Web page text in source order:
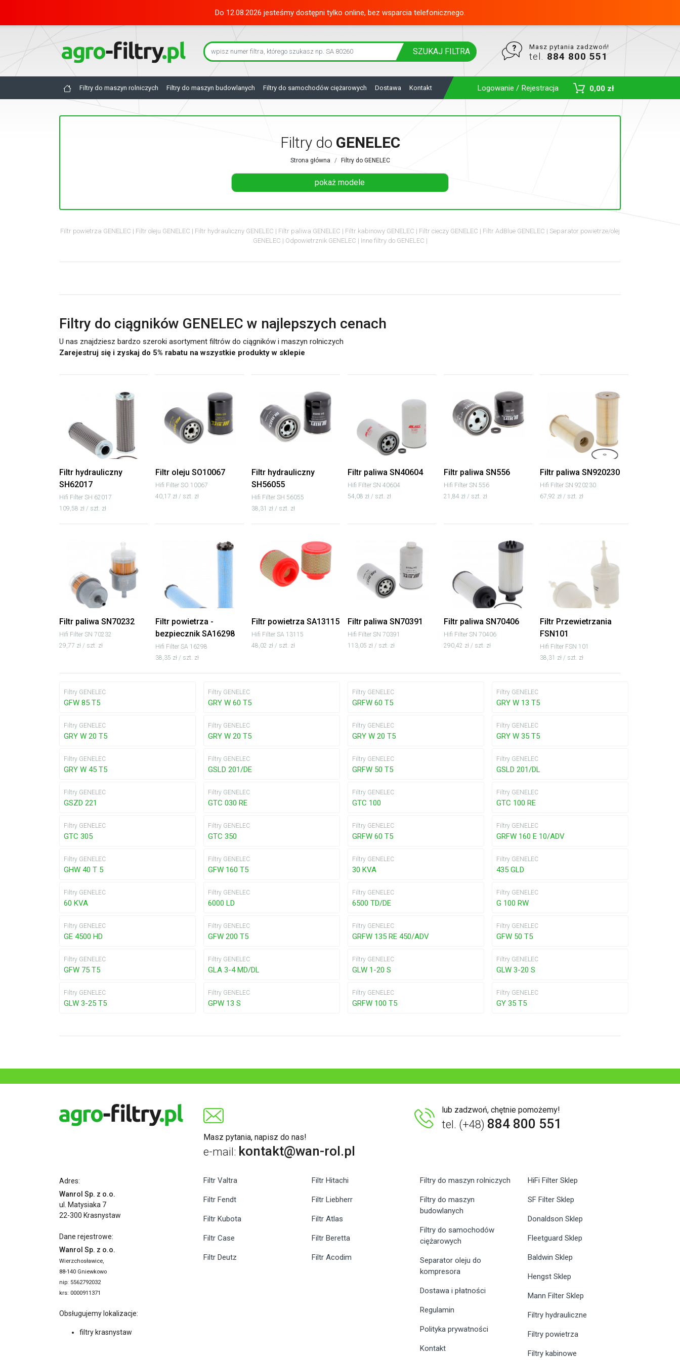
Do 12.08.2026 jesteśmy dostępni tylko online, bez wsparcia telefonicznego.
SZUKAJ FILTRA Masz pytania zadzwoń!
tel. 884 800 551
Filtry do maszyn rolniczych Filtry do maszyn budowlanych Filtry do samochodów ciężarowych Dostawa Kontakt Logowanie / Rejestracja 0,00 zł
Toggle Dropdown
Filtry do GENELEC
Strona główna Filtry do GENELEC
pokaż modele
Filtr powietrza GENELEC Filtr oleju GENELEC Filtr hydrauliczny GENELEC Filtr paliwa GENELEC Filtr kabinowy GENELEC Filtr cieczy GENELEC Filtr AdBlue GENELEC
Separator powietrze/olej
GENELEC
Odpowietrznik GENELEC Inne filtry do GENELEC
Filtry do ciągników GENELEC w najlepszych cenach
U nas znajdziesz bardzo szeroki asortyment filtrów do ciągników i maszyn rolniczych
Zarejestruj się i zyskaj do 5% rabatu na wszystkie produkty w sklepie
Filtr hydrauliczny
SH62017
Hifi Filter SH 62017
109,58 zł / szt. zł
Filtr oleju SO10067
Hifi Filter SO 10067
40,17 zł / szt. zł
Filtr hydrauliczny
SH56055
Hifi Filter SH 56055
38,31 zł / szt. zł
Filtr paliwa SN40604
Hifi Filter SN 40604
54,08 zł / szt. zł
Filtr paliwa SN556
Hifi Filter SN 556
21,84 zł / szt. zł
Filtr paliwa SN920230
Hifi Filter SN 920230
67,92 zł / szt. zł
Filtr paliwa SN70232
Hifi Filter SN 70232
29,77 zł / szt. zł
Filtr powietrza -
bezpiecznik SA16298
Hifi Filter SA 16298
38,35 zł / szt. zł
Filtr powietrza SA13115
Hifi Filter SA 13115
48,02 zł / szt. zł
Filtr paliwa SN70391
Hifi Filter SN 70391
113,05 zł / szt. zł
Filtr paliwa SN70406
Hifi Filter SN 70406
290,42 zł / szt. zł
Filtr Przewietrzania
FSN101
Hifi Filter FSN 101
38,31 zł / szt. zł
Filtry GENELEC
GFW 85 T5
Filtry GENELEC
GRY W 60 T5
Filtry GENELEC
GRFW 60 T5
Filtry GENELEC
GRY W 13 T5
Filtry GENELEC
GRY W 20 T5
Filtry GENELEC
GRY W 20 T5
Filtry GENELEC
GRY W 20 T5
Filtry GENELEC
GRY W 35 T5
Filtry GENELEC
GRY W 45 T5
Filtry GENELEC
GSLD 201/DE
Filtry GENELEC
GRFW 50 T5
Filtry GENELEC
GSLD 201/DL
Filtry GENELEC
GSZD 221
Filtry GENELEC
GTC 030 RE
Filtry GENELEC
GTC 100
Filtry GENELEC
GTC 100 RE
Filtry GENELEC
GTC 305
Filtry GENELEC
GTC 350
Filtry GENELEC
GRFW 60 T5
Filtry GENELEC
GRFW 160 E 10/ADV
Filtry GENELEC
GHW 40 T 5
Filtry GENELEC
GFW 160 T5
Filtry GENELEC
30 KVA
Filtry GENELEC
435 GLD
Filtry GENELEC
60 KVA
Filtry GENELEC
6000 LD
Filtry GENELEC
6500 TD/DE
Filtry GENELEC
G 100 RW
Filtry GENELEC
GE 4500 HD
Filtry GENELEC
GFW 200 T5
Filtry GENELEC
GRFW 135 RE 450/ADV
Filtry GENELEC
GFW 50 T5
Filtry GENELEC
GFW 75 T5
Filtry GENELEC
GLA 3-4 MD/DL
Filtry GENELEC
GLW 1-20 S
Filtry GENELEC
GLW 3-20 S
Filtry GENELEC
GLW 3-25 T5
Filtry GENELEC
GPW 13 S
Filtry GENELEC
GRFW 100 T5
Filtry GENELEC
GY 35 T5
Masz pytania, napisz do nas!
e-mail: kontakt@wan-rol.pl
lub zadzwoń, chętnie pomożemy!
tel. (+48) 884 800 551
Adres:
Wanrol Sp. z o.o.
ul. Matysiaka 7
22-300 Krasnystaw
Dane rejestrowe:
Wanrol Sp. z o.o.
Wierzchosławice,
88-140 Gniewkowo
nip: 5562792032
krs: 0000911371
Obsługujemy lokalizacje:
filtry krasnystaw
Filtr Valtra
Filtr Fendt
Filtr Kubota
Filtr Case
Filtr Deutz
Filtr Hitachi
Filtr Liebherr
Filtr Atlas
Filtr Beretta
Filtr Acodim
Filtry do maszyn rolniczych
Filtry do maszyn
budowlanych
Filtry do samochodów
ciężarowych
Separator oleju do
kompresora
Dostawa i płatności
Regulamin
Polityka prywatności
Kontakt
HiFi Filter Sklep
SF Filter Sklep
Donaldson Sklep
Fleetguard Sklep
Baldwin Sklep
Hengst Sklep
Mann Filter Sklep
Filtry hydrauliczne
Filtry powietrza
Filtry kabinowe